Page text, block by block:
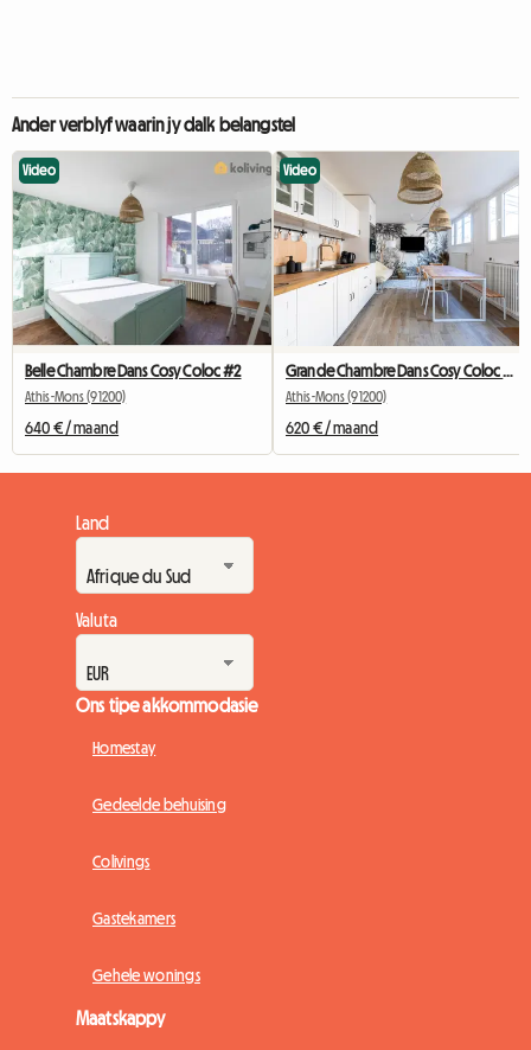
Ander verblyf waarin jy dalk belangstel
Video
Belle Chambre Dans Cosy Coloc #2
Athis-Mons (91200)
640 € / maand
Video
Athis-Mons (91200)
620 € / maand
Land
Valuta
Ons tipe akkommodasie
Homestay
Gedeelde behuising
Colivings
Gastekamers
Gehele wonings
Maatskappy